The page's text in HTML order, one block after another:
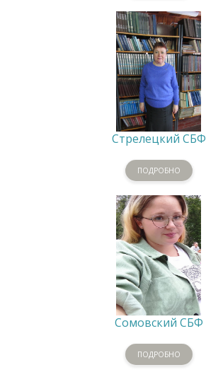
Стрелецкий СБФ
ПОДРОБНО
Сомовский СБФ
ПОДРОБНО